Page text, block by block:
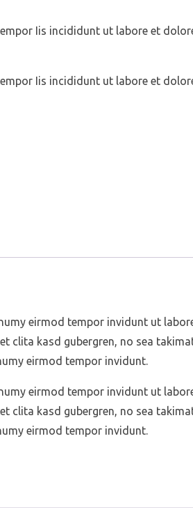
Iis incididunt ut labore et
Iis incididunt ut labore et
eirmod tempor invidunt ut
clita kasd gubergren, no sea
eirmod tempor invidunt.
eirmod tempor invidunt ut
clita kasd gubergren, no sea
eirmod tempor invidunt.